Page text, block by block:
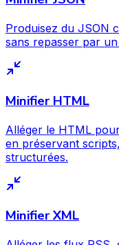
Produisez du JSON
sans repasser par
Minifier HTML
Alléger le HTML
en préservant
structurées.
Minifier XML